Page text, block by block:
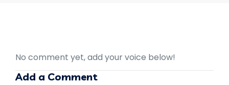
No comment yet, add your voice below!
Add a Comment